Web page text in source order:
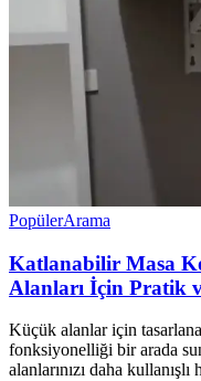
PopülerArama
Katlanabilir Masa
Alanları İçin Pratik
Küçük alanlar için
fonksiyonelliği bir arada
alanlarınızı daha kullanışlı